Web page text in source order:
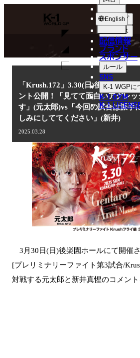
K-
WGP
English
ショップ
ニュース
配信情報
ブランド
スポンサー
ルール
SNS
K-1 WGPに
K-1 GYM
K-1
NEWS
ニュース
「Krush.172」3.30(日)後楽園 元
ント公開！「見てて面白いアグレ
す」(元太郎)vs「今回の試合は派手
しみにしててください」(新井)
2025.03.28
3月30日(日)後楽園ホールにて開催
[プレリミナリーファイト第3試合/
対戦する元太郎と新井真惺のコメント